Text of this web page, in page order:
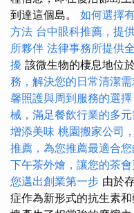
到達這個島。 如何選擇
方法 台中眼科推薦，提
所夥伴 法律事務所提供
擾 該微生物的棲息地位
務，解決您的日常清潔
馨照護與周到服務的選擇
械，滿足餐飲行業的多
增添美味 桃園搬家公司
推薦，為您推薦最適合
下午茶外燴，讓您的茶
您邁出創業第一步 由於
症作為新形式的抗生素